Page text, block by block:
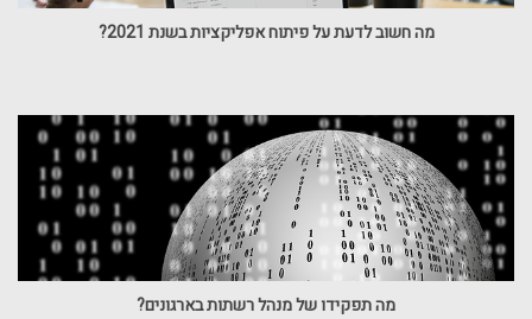
מה חשוב לדעת על פיתוח אפליקציות בשנת 2021?
מה תפקידו של מנהל רשתות בארגונים?